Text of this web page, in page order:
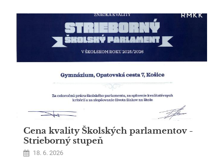
cestovanie, takže sme mysleli aj na našu planétu.Sme radi, že
našim študentom môžeme ponúknuť takúto príležitosť –
získavať skúsenosti, budovať si sebavedomie a zlepšovať si
jazykové znalosti priamo v zahraničí.👉 A dobrá správa
na záver: už teraz makáme na ďalšom ročníku
Cena kvality Školských parlamentov -
Strieborný stupeň
18. 6. 2026